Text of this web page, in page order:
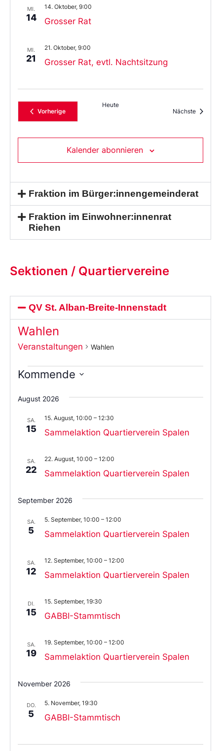
MI.
14 Grosser Rat
14. Oktober, 9:00
MI.
21 Grosser Rat, evtl. Nachtsitzung
21. Oktober, 9:00
VorherigeVeranstaltungen
Heute
Nächste
Kalender abonnieren
Fraktion im Bürger:innengemeinderat
Fraktion im Einwohner:innenrat
Riehen
Sektionen / Quartiervereine
QV St. Alban-Breite-Innenstadt
Wahlen
Veranstaltungen Wahlen
Kommende
Sie
das
aus.
August 2026
SA.
15 Sammelaktion Quartierverein Spalen
15. August, 10:00 – 12:30
SA.
22 Sammelaktion Quartierverein Spalen
22. August, 10:00 – 12:00
September 2026
SA.
5 Sammelaktion Quartierverein Spalen
5. September, 10:00 – 12:00
SA.
12 Sammelaktion Quartierverein Spalen
12. September, 10:00 – 12:00
DI.
15 GABBI-Stammtisch
15. September, 19:30
SA.
19 Sammelaktion Quartierverein Spalen
19. September, 10:00 – 12:00
November 2026
DO.
5 GABBI-Stammtisch
5. November, 19:30